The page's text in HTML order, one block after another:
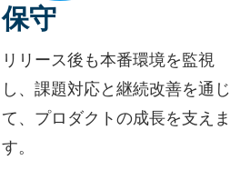
保守
リリース後も本番環境を監視
し、課題対応と継続改善を通じ
て、プロダクトの成長を支えま
す。